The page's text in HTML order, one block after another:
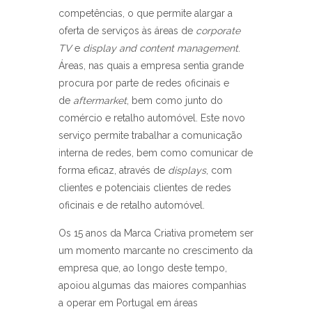
competências, o que permite alargar a
oferta de serviços às áreas de corporate
TV e display and content management.
Áreas, nas quais a empresa sentia grande
procura por parte de redes oficinais e
de aftermarket, bem como junto do
comércio e retalho automóvel. Este novo
serviço permite trabalhar a comunicação
interna de redes, bem como comunicar de
forma eficaz, através de displays, com
clientes e potenciais clientes de redes
oficinais e de retalho automóvel.
Os 15 anos da Marca Criativa prometem ser
um momento marcante no crescimento da
empresa que, ao longo deste tempo,
apoiou algumas das maiores companhias
a operar em Portugal em áreas